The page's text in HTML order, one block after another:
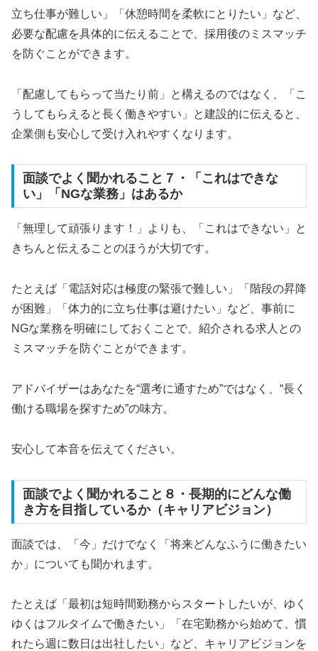
立ち仕事が難しい」「休憩時間を柔軟にとりたい」など、
必要な配慮を具体的に伝えることで、採用後のミスマッチ
を防ぐことができます。
「配慮してもらって当たり前」と構えるのではなく、「こ
うしてもらえると長く働きやすい」と建設的に伝えると、
企業側も安心して受け入れやすくなります。
面談でよく聞かれること７・「これはできな
い」「NGな業務」はあるか
「無理して頑張ります！」よりも、「これはできない」と
きちんと伝えることのほうが大切です。
たとえば「電話対応は極度の緊張で難しい」「階段の昇降
が困難」「体力的に立ち仕事は避けたい」など、事前に
NGな業務を明確にしておくことで、紹介される求人との
ミスマッチを防ぐことができます。
アドバイザーはあなたを“選考に通すため”ではなく、“長く
働ける職場を探すため”の味方。
安心して本音を伝えてください。
面談でよく聞かれること８・長期的にどんな働
き方を目指しているか（キャリアビジョン）
面談では、「今」だけでなく「将来どんなふうに働きたい
か」についても聞かれます。
たとえば「最初は短時間勤務からスタートしたいが、ゆく
ゆくはフルタイムで働きたい」「在宅勤務から始めて、慣
れたら週に数日は出社したい」など、キャリアビジョンを